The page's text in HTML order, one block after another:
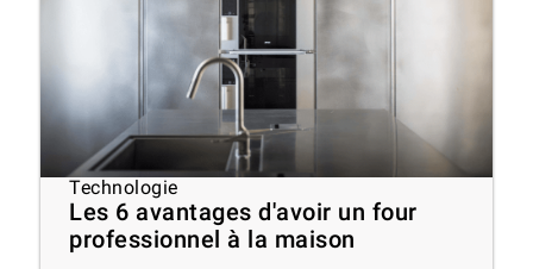
Technologie
Les 6 avantages d'avoir un four
professionnel à la maison